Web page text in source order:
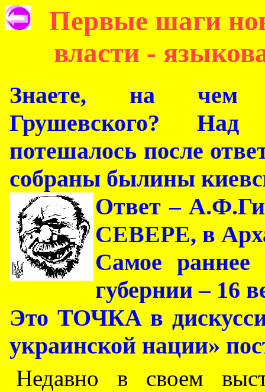
Первые шаги
власти -
Знаете, на чем
Грушевского?
потешалось после
собраны былины
Ответ –
СЕВЕРЕ, в
Самое раннее
губернии – 16
Это ТОЧКА в
украинской нации»
Недавно в своем